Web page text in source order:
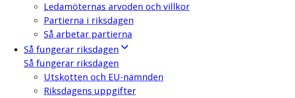
Ledamöternas arvoden och villkor
Partierna i riksdagen
Så arbetar partierna
Så fungerar riksdagen
Så fungerar riksdagen
Utskotten och EU-nämnden
Riksdagens uppgifter